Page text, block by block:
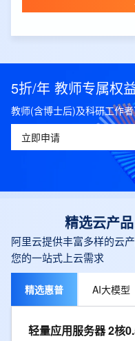
5折/年 教师专属权
立即申请
精选云产
阿里云提供丰富多样的云
您的一站式上云需求
精选惠普 AI大模型
轻量应用服务器 2核